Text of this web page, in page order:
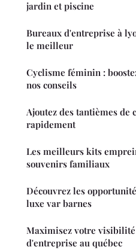
jardin et piscine
Bureaux d'entreprise à
le meilleur
Cyclisme féminin :
nos conseils
Ajoutez des tantièmes
rapidement
Les meilleurs kits
souvenirs familiaux
Découvrez les
luxe var barnes
Maximisez votre
d'entreprise au québec